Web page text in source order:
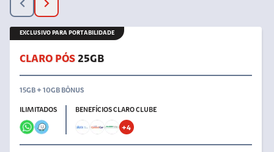
EXCLUSIVO PARA PORTABILIDADE
CLARO PÓS 25GB
15GB + 10GB BÔNUS
ILIMITADOS BENEFÍCIOS CLARO CLUBE
+4